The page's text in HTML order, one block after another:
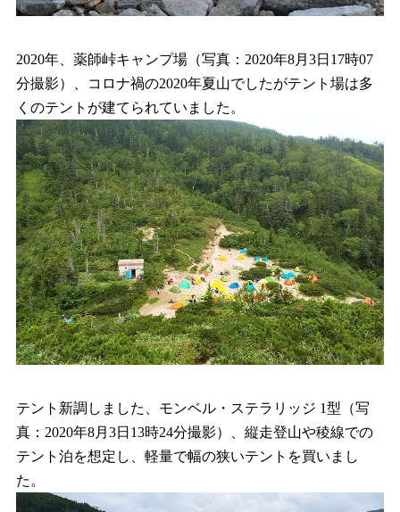
2020年、薬師峠キャンプ場（写真：2020年8月3日17時07
分撮影）、コロナ禍の2020年夏山でしたがテント場は多
くのテントが建てられていました。
テント新調しました、モンベル・ステラリッジ 1型（写
真：2020年8月3日13時24分撮影）、縦走登山や稜線での
テント泊を想定し、軽量で幅の狭いテントを買いまし
た。